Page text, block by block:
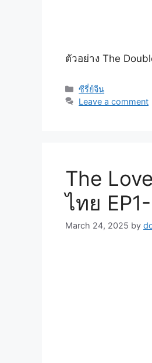
ตัวอย่าง The
Categories
ซีรี่ย์จีน
Leave a comment
The
ไทย
March 24, 2025 by